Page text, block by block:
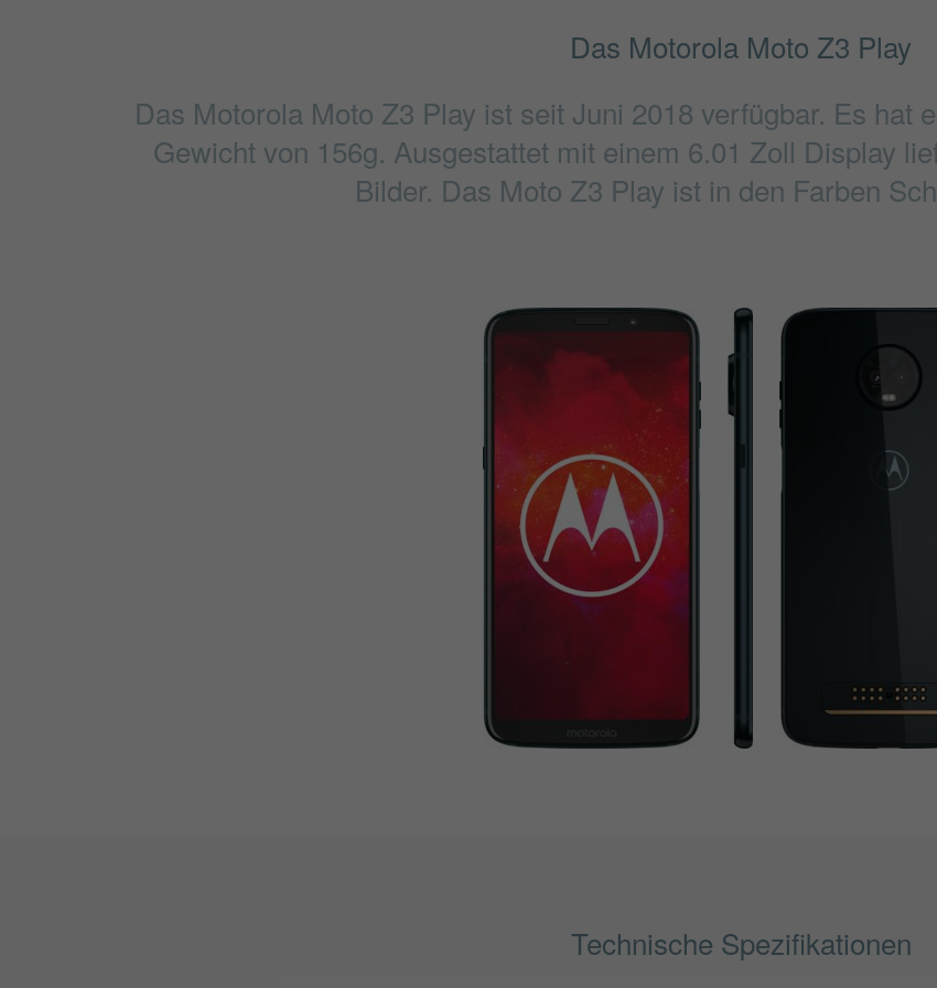
Das Motorola Moto Z3 Play
Das Motorola Moto Z3 Play ist seit Juni 2018 verfügbar. Es hat
Gewicht von 156g. Ausgestattet mit einem 6.01 Zoll Display
Bilder. Das Moto Z3 Play ist in den Farben
Technische Spezifikationen